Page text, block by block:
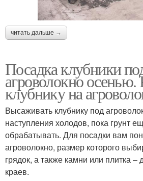
читать дальше →
Посадка клубники
агроволокно осенью.
клубнику на
Высаживать клубнику под
наступления холодов, пока грунт
обрабатывать. Для посадки вам
агроволокно, размер которого
грядок, а также камни или плитка –
краев.